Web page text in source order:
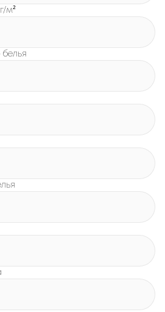
м²
белья